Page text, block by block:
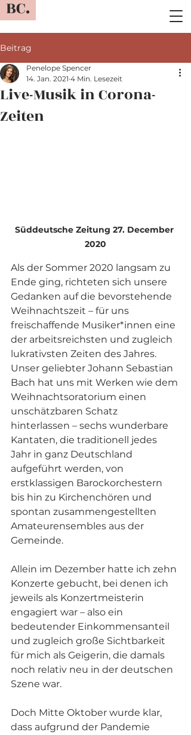
BC.
Beitrag
Live-Musik in Corona-
Zeiten
Penelope Spencer
14. Jan. 2021 4 Min. Lesezeit
Süddeutsche Zeitung 27. December
2020
Als der Sommer 2020 langsam zu
Ende ging, richteten sich unsere
Gedanken auf die bevorstehende
Weihnachtszeit – für uns
freischaffende Musiker*innen eine
der arbeitsreichsten und zugleich
lukrativsten Zeiten des Jahres.
Unser geliebter Johann Sebastian
Bach hat uns mit Werken wie dem
Weihnachtsoratorium einen
unschätzbaren Schatz
hinterlassen – sechs wunderbare
Kantaten, die traditionell jedes
Jahr in ganz Deutschland
aufgeführt werden, von
erstklassigen Barockorchestern
bis hin zu Kirchenchören und
spontan zusammengestellten
Amateurensembles aus der
Gemeinde.
Allein im Dezember hatte ich zehn
Konzerte gebucht, bei denen ich
jeweils als Konzertmeisterin
engagiert war – also ein
bedeutender Einkommensanteil
und zugleich große Sichtbarkeit
für mich als Geigerin, die damals
noch relativ neu in der deutschen
Szene war.
Doch Mitte Oktober wurde klar,
dass aufgrund der Pandemie